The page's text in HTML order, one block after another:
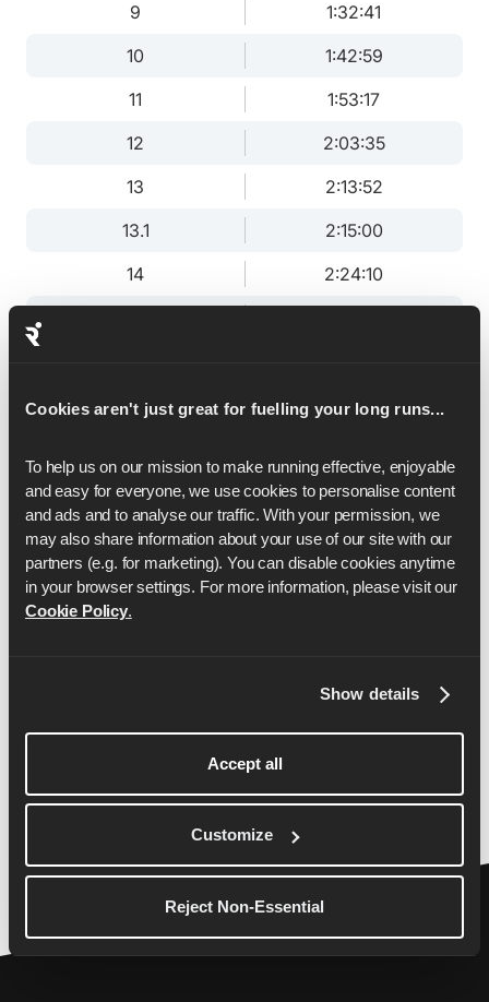
Cookies aren't just great for fuelling your long runs...
To help us on our mission to make running effective, enjoyable
and easy for everyone, we use cookies to personalise content
and ads and to analyse our traffic. With your permission, we
may also share information about your use of our site with our
partners (e.g. for marketing). You can disable cookies anytime
in your browser settings. For more information, please visit our
Cookie Policy.
Show details
Accept all
Customize
Reject Non-Essential
9
1:32:41
10
1:42:59
11
1:53:17
12
2:03:35
13
2:13:52
13.1
2:15:00
14
2:24:10
17
2:55:04
19
3:15:40
20
3:25:58
21
3:36:15
22
26
4:27:45